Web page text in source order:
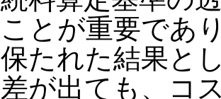
ことが重要であ
保たれた結果と
差が出ても、コ